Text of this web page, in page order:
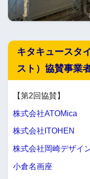
キタキュースタ
スト）協賛事業
【第2回協賛】
株式会社ATOMica
株式会社ITOHEN
株式会社岡崎デザイ
小倉名画座